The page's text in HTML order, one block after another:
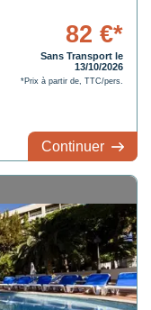
82 €*
Sans Transport le
13/10/2026
*Prix à partir de, TTC/pers.
Continuer